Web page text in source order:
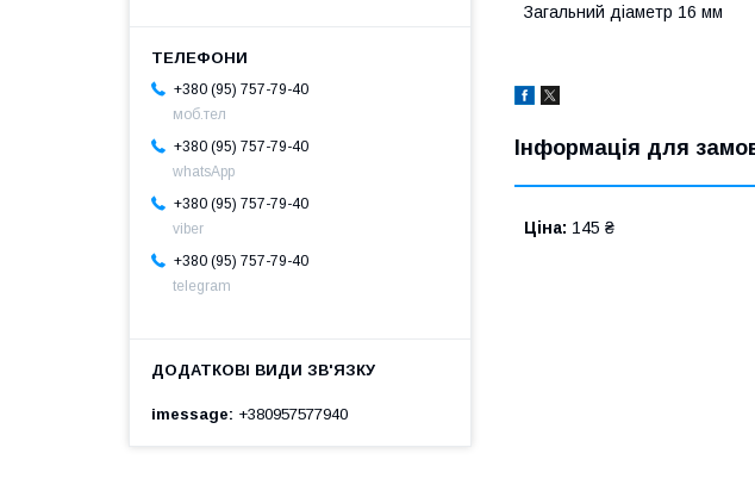
Загальний діаметр 16 мм
Інформація для
Ціна: 145 ₴
+380 (95) 757-79-40
моб.тел
+380 (95) 757-79-40
whatsApp
+380 (95) 757-79-40
viber
+380 (95) 757-79-40
telegram
imessage +380957577940